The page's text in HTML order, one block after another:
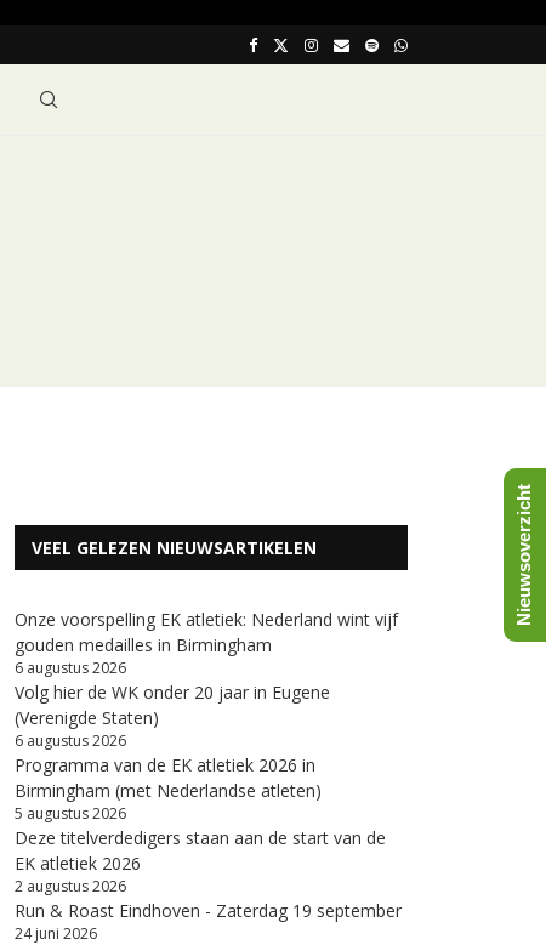
VEEL GELEZEN NIEUWSARTIKELEN
Onze voorspelling EK atletiek: Nederland wint vijf
gouden medailles in Birmingham
6 augustus 2026
Volg hier de WK onder 20 jaar in Eugene
(Verenigde Staten)
6 augustus 2026
Programma van de EK atletiek 2026 in
Birmingham (met Nederlandse atleten)
5 augustus 2026
Deze titelverdedigers staan aan de start van de
EK atletiek 2026
2 augustus 2026
Run & Roast Eindhoven - Zaterdag 19 september
24 juni 2026
Nieuwsoverzicht